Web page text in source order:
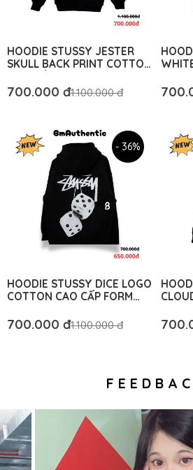
HOODIE STUSSY JESTER
SKULL BACK PRINT COTTON
UNISEX - BM AUTHENTIC
700.000 đ1.100.000 đ
- 36%
HOODIE STUSSY DICE LOGO
COTTON CAO CẤP FORM
700.000 đ1.100.000 đ